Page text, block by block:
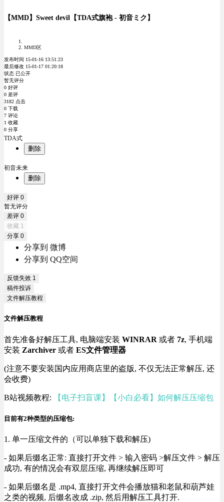
【MMD】Sweet devil【TDA式旗袍 - 初音ミク】
MMD区
发布时间 15-01-16 13:51:23
最后修改 15-01-17 01:20:18
状态 已公开
暂无评分
0 好评
0 差评
3182 点击
0 下载
7 评论
1 收藏
0 分享
TDA式
删除
初音未来
删除
好评 0
暂无评分
差评 0
收藏 1
分享 0
分享到 微博
分享到 QQ空间
反馈失效 1
稿件投诉
文件解压教程
文件解压教程
首先准备好解压工具, 电脑端安装 WINRAR 或者 7z, 手机端
安装 Zarchiver 或者 ES文件管理器
(注意不要安装国内应用商店里的盗版, 不仅无法正常解压, 还
会收费)
B站视频教程: 【电子扫盲课】【小白必看】如何解压压缩包
目前有2种类型的压缩包:
1. 单一压缩文件的（可以单独下载和解压)
- 如果后缀名正常: 直接打开文件 > 输入密码 >解压文件 > 解压
成功, 有的情况会有双层压缩, 再继续解压即可
- 如果后缀名是 .mp4, 直接打开文件会播放猫和老鼠和葫芦娃
之类的视频, 后缀名改成 .zip, 然后用解压工具打开.